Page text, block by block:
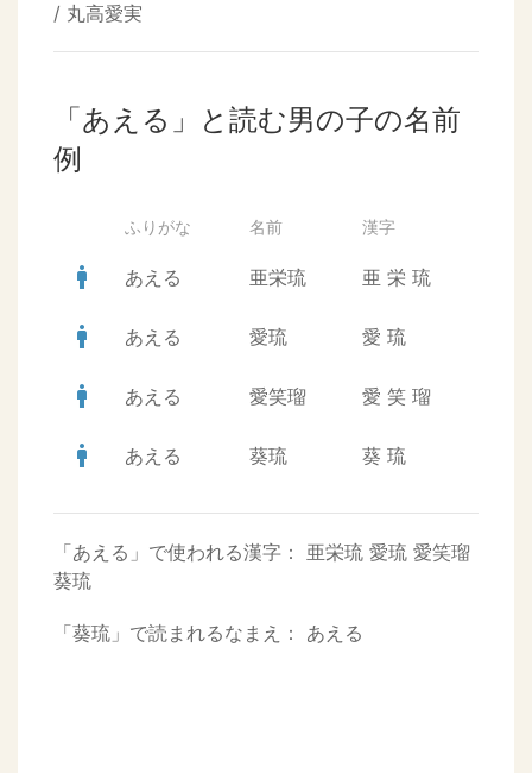
/ 丸高愛実
「あえる」と読む男の子の名前
例
ふりがな 名前 漢字
man あえる 亜栄琉 亜 栄 琉
man あえる 愛琉 愛 琉
man あえる 愛笑瑠 愛 笑 瑠
man あえる 葵琉 葵 琉
「あえる」で使われる漢字： 亜栄琉 愛琉 愛笑瑠
葵琉
「葵琉」で読まれるなまえ： あえる